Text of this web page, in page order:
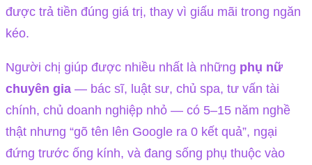
được trả tiền đúng giá trị, thay vì giấu mãi trong ngăn
kéo.
Người chị giúp được nhiều nhất là những phụ nữ
chuyên gia — bác sĩ, luật sư, chủ spa, tư vấn tài
chính, chủ doanh nghiệp nhỏ — có 5–15 năm nghề
thật nhưng “gõ tên lên Google ra 0 kết quả”, ngại
đứng trước ống kính, và đang sống phụ thuộc vào